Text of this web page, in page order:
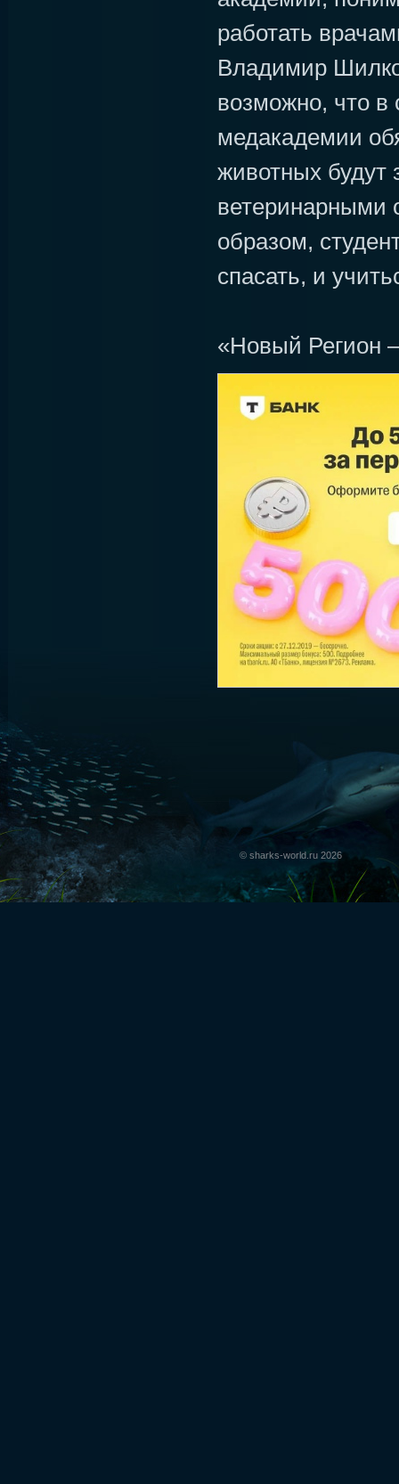
работать
Владимир
возможно, что
медакадемии
животных будут
ветеринарными
образом,
спасать, и
«Новый Регион
© sharks-world.ru 2026